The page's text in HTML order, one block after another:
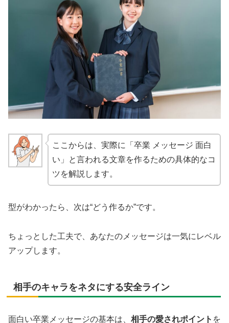
ここからは、実際に「卒業 メッセージ 面白
い」と言われる文章を作るための具体的なコ
ツを解説します。
型がわかったら、次は“どう作るか”です。
ちょっとした工夫で、あなたのメッセージは一気にレベル
アップします。
相手のキャラをネタにする安全ライン
面白い卒業メッセージの基本は、 相手の愛されポイント を